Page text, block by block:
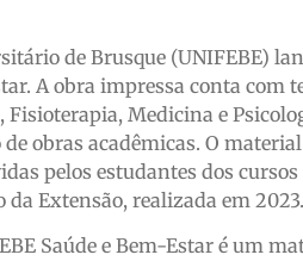
de Brusque (UNIFEBE)
A obra impressa conta
Fisioterapia, Medicina e
obras acadêmicas. O
pelos estudantes dos
da Extensão, realizada em
Saúde e Bem-Estar é um